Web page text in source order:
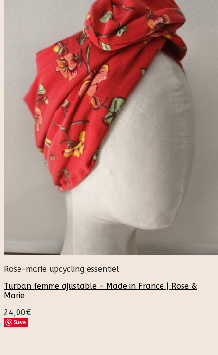
Rose-marie upcycling essentiel
Turban femme ajustable – Made in France | Rose &
Marie
24,00€
Save